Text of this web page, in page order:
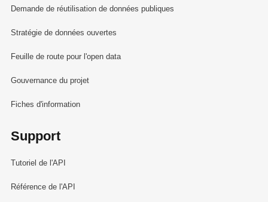
Demande de réutilisation de données publiques
Stratégie de données ouvertes
Feuille de route pour l'open data
Gouvernance du projet
Fiches d'information
Support
Tutoriel de l'API
Référence de l'API